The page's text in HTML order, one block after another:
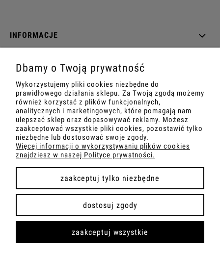
INFORMACJE
DANE TECHNICZNE
pokaż pełną wersję strony
Sklep internetowy Shoper.pl
Dbamy o Twoją prywatność
Wykorzystujemy pliki cookies niezbędne do
prawidłowego działania sklepu. Za Twoją zgodą możemy
również korzystać z plików funkcjonalnych,
analitycznych i marketingowych, które pomagają nam
ulepszać sklep oraz dopasowywać reklamy. Możesz
zaakceptować wszystkie pliki cookies, pozostawić tylko
niezbędne lub dostosować swoje zgody.
Więcej informacji o wykorzystywaniu plików cookies
znajdziesz w naszej Polityce prywatności.
zaakceptuj tylko niezbędne
dostosuj zgody
zaakceptuj wszystkie